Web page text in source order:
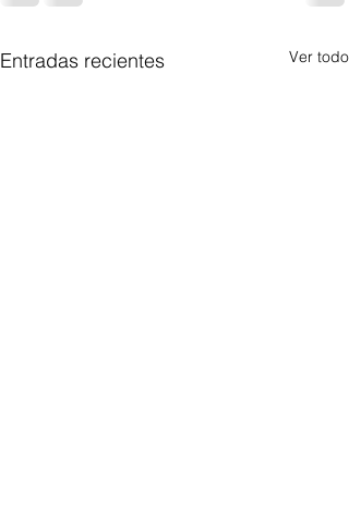
Entradas recientes Ver todo